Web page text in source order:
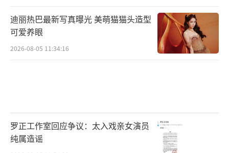
迪丽热巴最新写真曝光 美萌猫猫头造型
可爱养眼
2026-08-05 11:34:16
罗正工作室回应争议：太入戏亲女演员
纯属造谣